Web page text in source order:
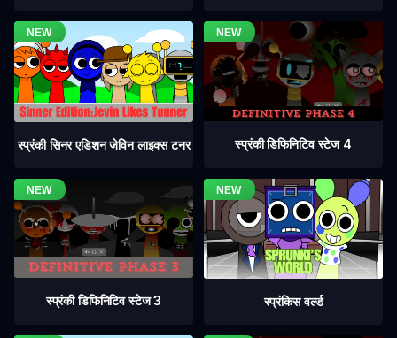
स्प्रंकी सिनर एडिशन जेविन लाइक्स टनर स्प्रंकी डिफिनिटिव स्टेज 4
स्प्रंकी डिफिनिटिव स्टेज 3 स्प्रंकिस वर्ल्ड